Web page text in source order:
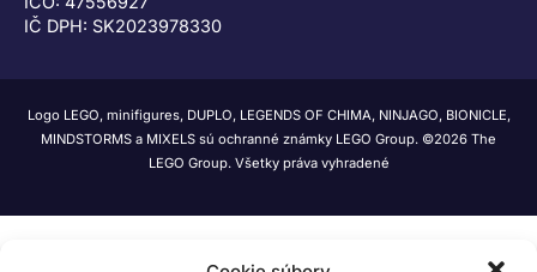
IČ DPH: SK2023978330
Logo LEGO, minifigures, DUPLO, LEGENDS OF CHIMA, NINJAGO, BIONICLE,
MINDSTORMS a MIXELS sú ochranné známky LEGO Group. ©2026 The
LEGO Group. Všetky práva vyhradené